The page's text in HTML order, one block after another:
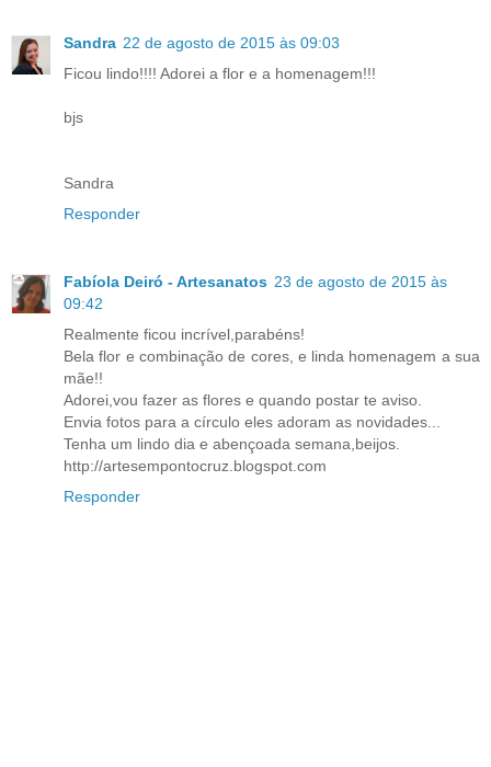
Sandra 22 de agosto de 2015 às 09:03
Ficou lindo!!!! Adorei a flor e a homenagem!!!
bjs
Sandra
Responder
Fabíola Deiró - Artesanatos 23 de agosto de 2015 às
09:42
Realmente ficou incrível,parabéns!
Bela flor e combinação de cores, e linda homenagem a sua
mãe!!
Adorei,vou fazer as flores e quando postar te aviso.
Envia fotos para a círculo eles adoram as novidades...
Tenha um lindo dia e abençoada semana,beijos.
http://artesempontocruz.blogspot.com
Responder